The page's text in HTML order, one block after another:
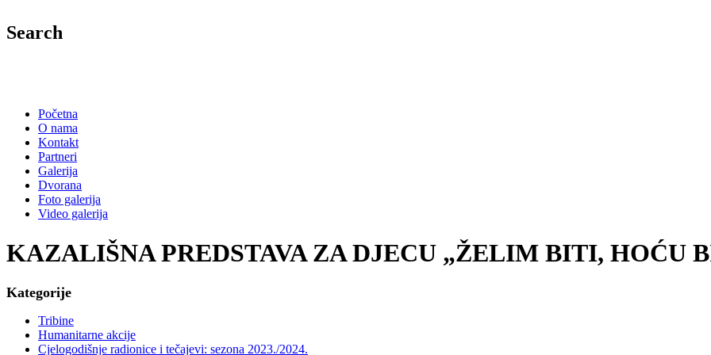
Search
Početna
O nama
Kontakt
Partneri
Galerija
Dvorana
Foto galerija
Video galerija
KAZALIŠNA PREDSTAVA ZA DJECU „ŽELIM BITI, HOĆU
Kategorije
Tribine
Humanitarne akcije
Cjelogodišnje radionice i tečajevi: sezona 2023./2024.